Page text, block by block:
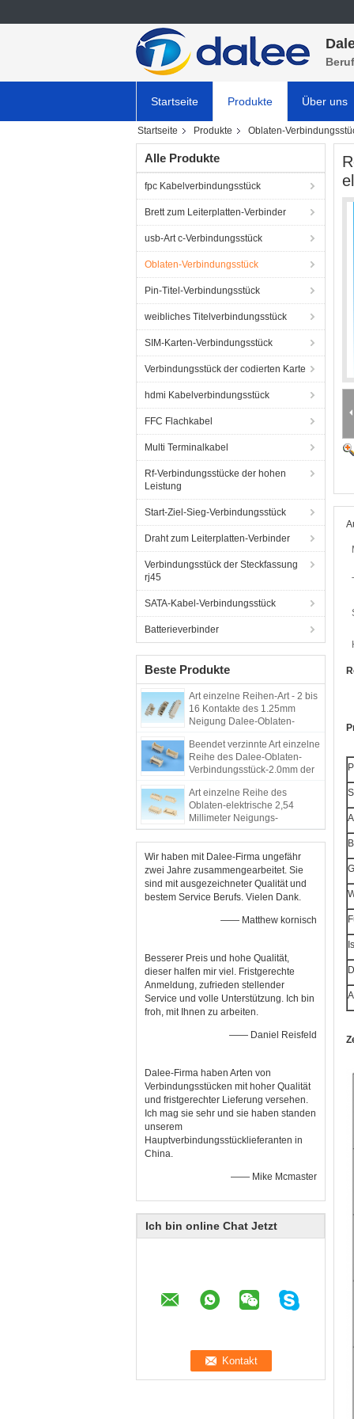
Startseite Produkte Über uns
Startseite Produkte Oblaten-
Alle Produkte
fpc Kabelverbindungsstück
Brett zum Leiterplatten-Verbinder
usb-Art c-Verbindungsstück
Oblaten-Verbindungsstück
Pin-Titel-Verbindungsstück
weibliches Titelverbindungsstück
SIM-Karten-Verbindungsstück
Verbindungsstück der codierten Karte
hdmi Kabelverbindungsstück
FFC Flachkabel
Multi Terminalkabel
Rf-Verbindungsstücke der hohen
Leistung
Start-Ziel-Sieg-Verbindungsstück
Draht zum Leiterplatten-Verbinder
Verbindungsstück der Steckfassung
rj45
SATA-Kabel-Verbindungsstück
Batterieverbinder
Beste Produkte
Art einzelne Reihen-Art - 2 bis
16 Kontakte des 1.25mm
Neigung Dalee-Oblaten-
Beendet verzinnte Art einzelne
Reihe des Dalee-Oblaten-
Verbindungsstück-2.0mm der
Art einzelne Reihe des
Oblaten-elektrische 2,54
Millimeter Neigungs-
Verbindungsstück-AB beendet
verzinnt
Wir haben mit Dalee-Firma ungefähr
zwei Jahre zusammengearbeitet. Sie
sind mit ausgezeichneter Qualität und
bestem Service Berufs. Vielen Dank.
—— Matthew kornisch
Besserer Preis und hohe Qualität,
dieser halfen mir viel. Fristgerechte
Anmeldung, zufrieden stellender
Service und volle Unterstützung. Ich bin
froh, mit Ihnen zu arbeiten.
—— Daniel Reisfeld
Dalee-Firma haben Arten von
Verbindungsstücken mit hoher Qualität
und fristgerechter Lieferung versehen.
Ich mag sie sehr und sie haben standen
unserem
Hauptverbindungsstücklieferanten in
China.
—— Mike Mcmaster
Ich bin online Chat Jetzt